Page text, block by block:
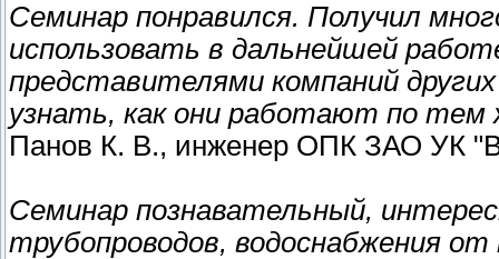
Семинар понравился. Получил
использовать в дальнейшей
представителями компаний
узнать, как они работают по тем
Панов К. В., инженер ОПК ЗАО УК
Семинар познавательный,
трубопроводов, водоснабжения